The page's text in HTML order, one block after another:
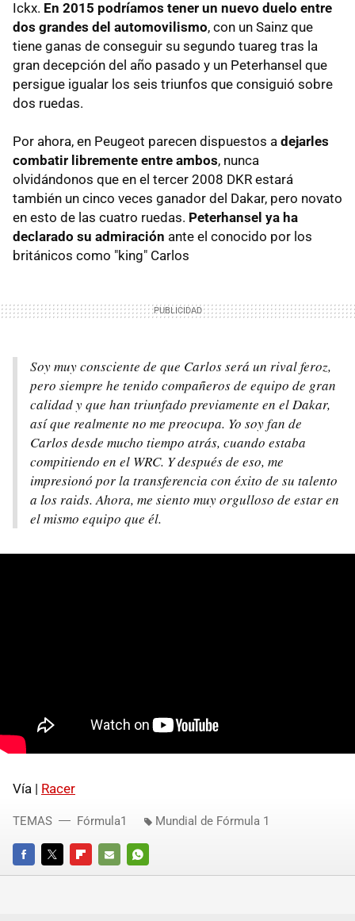
Ickx. En 2015 podríamos tener un nuevo duelo entre
dos grandes del automovilismo, con un Sainz que
tiene ganas de conseguir su segundo tuareg tras la
gran decepción del año pasado y un Peterhansel que
persigue igualar los seis triunfos que consiguió sobre
dos ruedas.
Por ahora, en Peugeot parecen dispuestos a dejarles
combatir libremente entre ambos, nunca
olvidándonos que en el tercer 2008 DKR estará
también un cinco veces ganador del Dakar, pero novato
en esto de las cuatro ruedas. Peterhansel ya ha
declarado su admiración ante el conocido por los
británicos como "king" Carlos
Soy muy consciente de que Carlos será un rival feroz,
pero siempre he tenido compañeros de equipo de gran
calidad y que han triunfado previamente en el Dakar,
así que realmente no me preocupa. Yo soy fan de
Carlos desde mucho tiempo atrás, cuando estaba
compitiendo en el WRC. Y después de eso, me
impresionó por la transferencia con éxito de su talento
a los raids. Ahora, me siento muy orgulloso de estar en
el mismo equipo que él.
Vía | Racer
FACEBOOKTWITTERFLIPBOARD
E-
WHATSAPP
TEMAS Fórmula1 Mundial de Fórmula 1